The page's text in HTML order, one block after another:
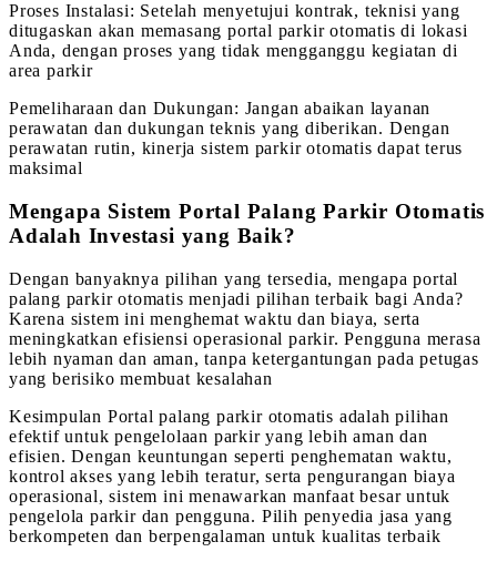
Proses Instalasi: Setelah menyetujui kontrak, teknisi yang
ditugaskan akan memasang portal parkir otomatis di lokasi
Anda, dengan proses yang tidak mengganggu kegiatan di
area parkir
Pemeliharaan dan Dukungan: Jangan abaikan layanan
perawatan dan dukungan teknis yang diberikan. Dengan
perawatan rutin, kinerja sistem parkir otomatis dapat terus
maksimal
Mengapa Sistem Portal Palang Parkir Otomatis
Adalah Investasi yang Baik?
Dengan banyaknya pilihan yang tersedia, mengapa portal
palang parkir otomatis menjadi pilihan terbaik bagi Anda?
Karena sistem ini menghemat waktu dan biaya, serta
meningkatkan efisiensi operasional parkir. Pengguna merasa
lebih nyaman dan aman, tanpa ketergantungan pada petugas
yang berisiko membuat kesalahan
Kesimpulan Portal palang parkir otomatis adalah pilihan
efektif untuk pengelolaan parkir yang lebih aman dan
efisien. Dengan keuntungan seperti penghematan waktu,
kontrol akses yang lebih teratur, serta pengurangan biaya
operasional, sistem ini menawarkan manfaat besar untuk
pengelola parkir dan pengguna. Pilih penyedia jasa yang
berkompeten dan berpengalaman untuk kualitas terbaik